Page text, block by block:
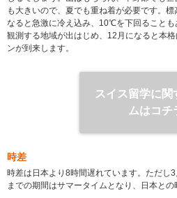
も大きいので、夏でも重ね着が必要です。
なると急激に冷え込み、10℃を下回ること
観測する地域が出はじめ、12月になると本
ンが到来します。
スイス留学に関
ムはコチ
時差
時差は日本より8時間遅れています。ただし
までの期間はサマータイムとなり、日本との